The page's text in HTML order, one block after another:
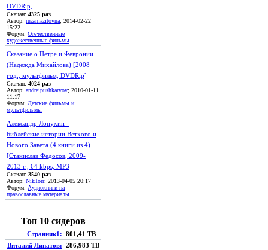
DVDRip]
Скачан: 4325 раз
Автор: ruzamazitovna; 2014-02-22
15:22
Форум: Отечественные
художественные фильмы
Сказание о Петре и Февронии
(Надежда Михайлова) [2008
год., мультфильм, DVDRip]
Скачан: 4024 раз
Автор: andrejpushkaryov; 2010-01-11
11:17
Форум: Детские фильмы и
мультфильмы
Александр Лопухин -
Библейские истории Ветхого и
Нового Завета (4 книги из 4)
[Станислав Федосов, 2009-
2013 г., 64 kbps, MP3]
Скачан: 3540 раз
Автор: NikTorr; 2013-04-05 20:17
Форум: Аудиокниги на
православные материалы
Топ 10 сидеров
Странник1: 801,41 TB
Виталий Липатов: 286,983 TB